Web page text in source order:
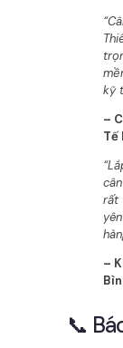
kỹ
–
Tế
rất
–
📞